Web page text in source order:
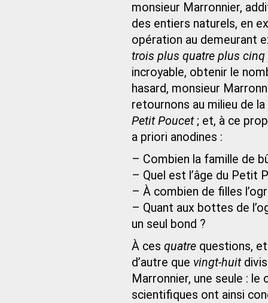
monsieur Marronnier,
des entiers naturels, en
opération au demeurant
trois plus quatre plus
incroyable, obtenir le
hasard, monsieur
retournons au milieu de
Petit Poucet; et, à ce
a priori anodines :
– Combien la famille de
– Quel est l’âge du Petit
– À combien de filles
– Quant aux bottes de
un seul bond ?
À ces quatre questions,
d’autre que vingt‑huit
Marronnier, une seule :
scientifiques ont ainsi